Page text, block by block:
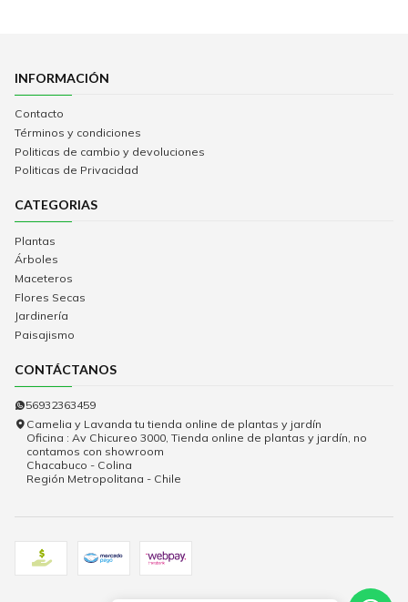
INFORMACIÓN
Contacto
Términos y condiciones
Politicas de cambio y devoluciones
Politicas de Privacidad
CATEGORIAS
Plantas
Árboles
Maceteros
Flores Secas
Jardinería
Paisajismo
CONTÁCTANOS
56932363459
Camelia y Lavanda tu tienda online de plantas y jardín
Oficina : Av Chicureo 3000, Tienda online de plantas y jardín, no
contamos con showroom
Chacabuco - Colina
Región Metropolitana - Chile